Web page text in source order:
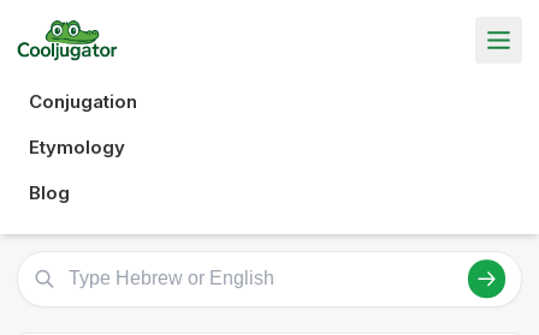
Conjugation
Etymology
Blog